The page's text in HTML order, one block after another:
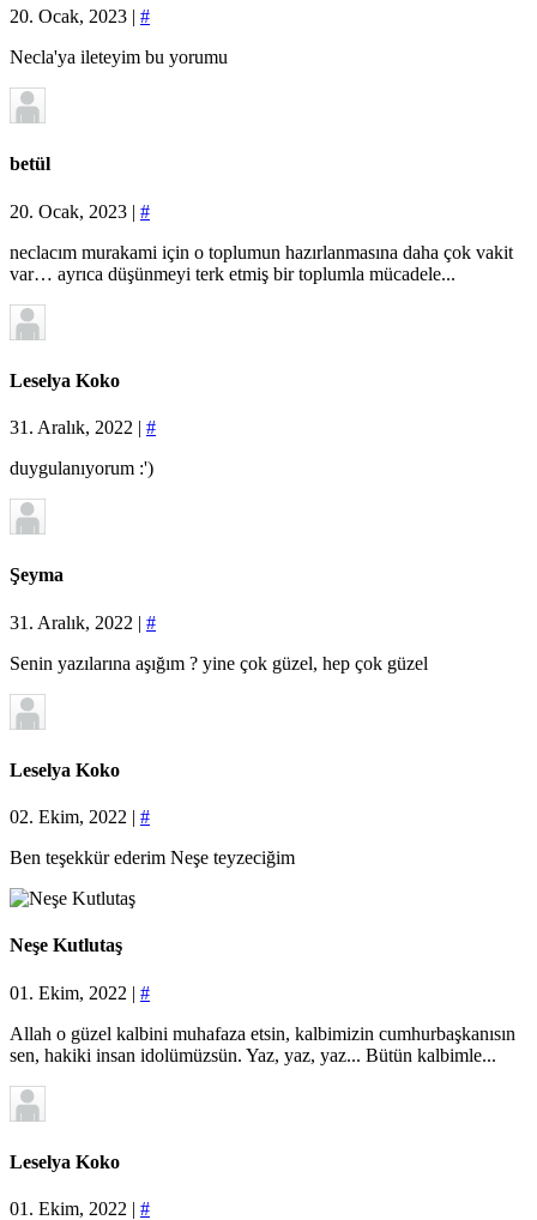
20. Ocak, 2023 | #
Necla'ya ileteyim bu yorumu
betül
20. Ocak, 2023 | #
neclacım murakami için o toplumun hazırlanmasına daha çok vakit
var… ayrıca düşünmeyi terk etmiş bir toplumla mücadele...
Leselya Koko
31. Aralık, 2022 | #
duygulanıyorum :')
Şeyma
31. Aralık, 2022 | #
Senin yazılarına aşığım ? yine çok güzel, hep çok güzel
Leselya Koko
02. Ekim, 2022 | #
Ben teşekkür ederim Neşe teyzeciğim
Neşe Kutlutaş
01. Ekim, 2022 | #
Allah o güzel kalbini muhafaza etsin, kalbimizin cumhurbaşkanısın
sen, hakiki insan idolümüzsün. Yaz, yaz, yaz... Bütün kalbimle...
Leselya Koko
01. Ekim, 2022 | #